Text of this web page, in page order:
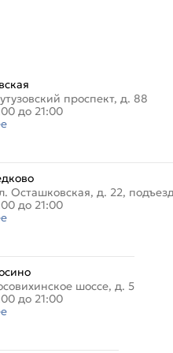
проспект, д. 88
до 21:00
Осташковская, д. 22,
до 21:00
шоссе, д. 5
до 21:00